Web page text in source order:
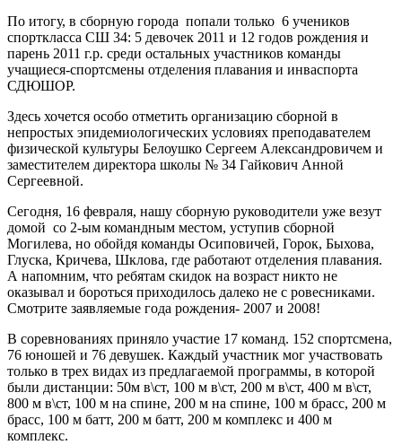
По итогу, в сборную города попали только 6 учеников
спорткласса СШ 34: 5 девочек 2011 и 12 годов рождения и
парень 2011 г.р. среди остальных участников команды
учащиеся-спортсмены отделения плавания и инваспорта
СДЮШОР.
Здесь хочется особо отметить организацию сборной в
непростых эпидемиологических условиях преподавателем
физической культуры Белоушко Сергеем Александровичем и
заместителем директора школы № 34 Гайкович Анной
Сергеевной.
Сегодня, 16 февраля, нашу сборную руководители уже везут
домой со 2-ым командным местом, уступив сборной
Могилева, но обойдя команды Осиповичей, Горок, Быхова,
Глуска, Кричева, Шклова, где работают отделения плавания.
А напомним, что ребятам скидок на возраст никто не
оказывал и бороться приходилось далеко не с ровесниками.
Смотрите заявляемые года рождения- 2007 и 2008!
В соревнованиях приняло участие 17 команд. 152 спортсмена,
76 юношей и 76 девушек. Каждый участник мог участвовать
только в трех видах из предлагаемой программы, в которой
были дистанции: 50м в\ст, 100 м в\ст, 200 м в\ст, 400 м в\ст,
800 м в\ст, 100 м на спине, 200 м на спине, 100 м брасс, 200 м
брасс, 100 м батт, 200 м батт, 200 м комплекс и 400 м
комплекс.